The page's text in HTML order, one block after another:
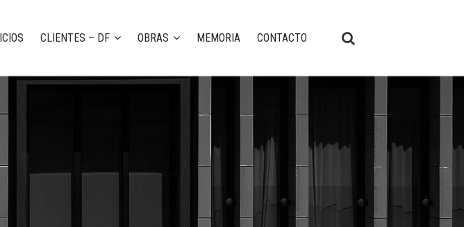
CLIENTES – DF OBRAS MEMORIA CONTACTO